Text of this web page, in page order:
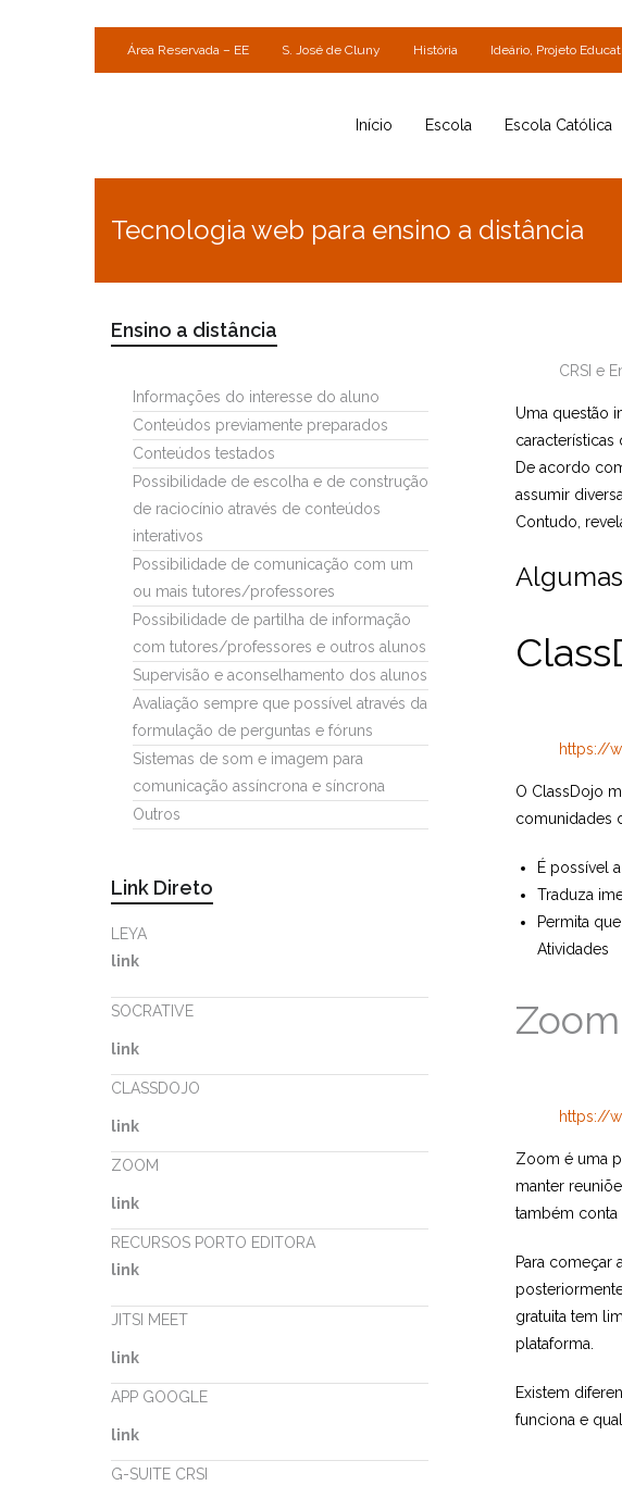
Área Reservada – EE S. José de Cluny História Ideário, Projeto
Início Escola Escola Católica
Tecnologia web para ensino a distância
CRSI e
Uma questão
características
De acordo
assumir
Contudo,
https://
O ClassDojo
comunidades
É possível
Traduza
Permita
Atividades
Zoom
https://
Zoom é uma
manter
também conta
Para começar
gratuita tem
plataforma.
Existem
funciona e
Ensino a distância
Informações do interesse do aluno
Conteúdos previamente preparados
Conteúdos testados
Possibilidade de escolha e de construção
de raciocínio através de conteúdos
interativos
Possibilidade de comunicação com um
ou mais tutores/professores
Possibilidade de partilha de informação
com tutores/professores e outros alunos
Supervisão e aconselhamento dos alunos
Avaliação sempre que possível através da
formulação de perguntas e fóruns
Sistemas de som e imagem para
comunicação assíncrona e síncrona
Outros
Link Direto
LEYA
link
SOCRATIVE
link
CLASSDOJO
link
ZOOM
link
RECURSOS PORTO EDITORA
link
JITSI MEET
link
APP GOOGLE
link
G-SUITE CRSI